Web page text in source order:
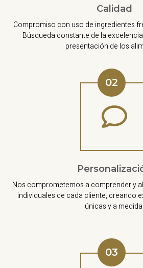
Calidad
Compromiso con uso de ingredientes
Búsqueda constante de la
presentación de los
Nos comprometemos a comprender y
individuales de cada cliente, creando
únicas y a
02
03